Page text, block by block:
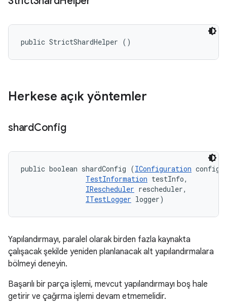
public StrictShardHelper ()
Herkese açık yöntemler
shardConfig
public boolean shardConfig (IConfiguration
TestInformation testInfo,
IRescheduler rescheduler,
ITestLogger logger)
Yapılandırmayı, paralel olarak birden fazla kaynakta
çalışacak şekilde yeniden planlanacak alt yapılandırmalara
bölmeyi deneyin.
Başarılı bir parça işlemi, mevcut yapılandırmayı boş hale
getirir ve çağırma işlemi devam etmemelidir.